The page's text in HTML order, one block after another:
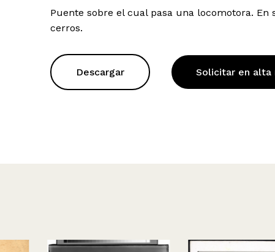
Puente sobre el cual pasa una locomotora. En
cerros.
Descargar Solicitar en alta